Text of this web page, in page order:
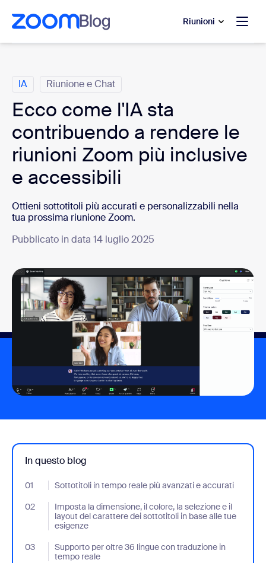
principale
di assistenza
Riunioni
IA Riunione e Chat
Ecco come l'IA sta
contribuendo a rendere le
riunioni Zoom più inclusive
e accessibili
Ottieni sottotitoli più accurati e personalizzabili nella
tua prossima riunione Zoom.
Pubblicato in data 14 luglio 2025
In questo blog
01 Sottotitoli in tempo reale più avanzati e accurati
- Jumplink to Sottotitoli in tempo reale più avanzati e accurati
02
Imposta la dimensione, il colore, la selezione e il
layout del carattere dei sottotitoli in base alle tue
esigenze
- Jumplink to Imposta la dimensione, il colore, la selezione e il
03
Supporto per oltre 36 lingue con traduzione in
tempo reale
- Jumplink to Supporto per oltre 36 lingue con traduzione in